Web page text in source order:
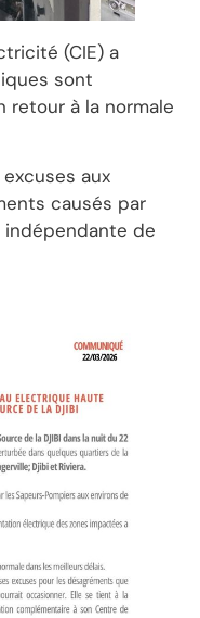
(CIE) a
sont
retour à la normale
aux
causés par
de